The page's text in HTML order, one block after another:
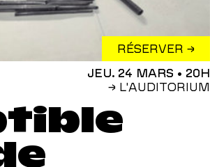
RÉSERVER →
JEU. 24 MARS • 20H
→ L'AUDITORIUM